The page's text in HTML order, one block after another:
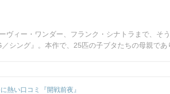
ヴィー・ワンダー、フランク・シナトラまで、そ
シング』。本作で、25匹の子ブタたちの母親であ
熱い口コミ『開戦前夜』